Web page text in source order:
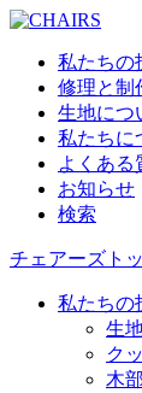
私たちの
修理と制
生地につ
私たちに
よくある
お知らせ
検索
チェアーズト
私たちの
生
ク
木